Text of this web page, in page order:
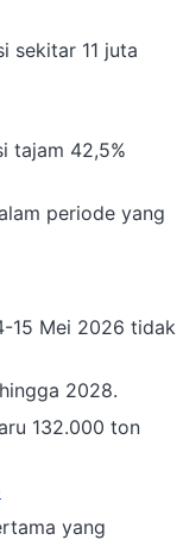
sekitar 11 juta
tajam 42,5%
periode yang
15 Mei 2026 tidak
2028.
132.000 ton
yang